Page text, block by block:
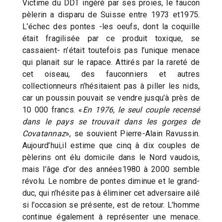
Victime du DDT ingéré par ses proies, le faucon
pèlerin a disparu de Suisse entre 1973 et1975.
L’échec des pontes -les oeufs, dont la coquille
était fragilisée par ce produit toxique, se
cassaient- n’était toutefois pas l’unique menace
qui planait sur le rapace. Attirés par la rareté de
cet oiseau, des fauconniers et autres
collectionneurs n’hésitaient pas à piller les nids,
car un poussin pouvait se vendre jusqu’à près de
10 000 francs. «En 1976, le seul couple recensé
dans le pays se trouvait dans les gorges de
Covatannaz», se souvient Pierre-Alain Ravussin.
Aujourd’hui,il estime que cinq à dix couples de
pèlerins ont élu domicile dans le Nord vaudois,
mais l’âge d’or des années1980 à 2000 semble
révolu. Le nombre de pontes diminue et le grand-
duc, qui n’hésite pas à éliminer cet adversaire ailé
si l’occasion se présente, est de retour. L’homme
continue également à représenter une menace.